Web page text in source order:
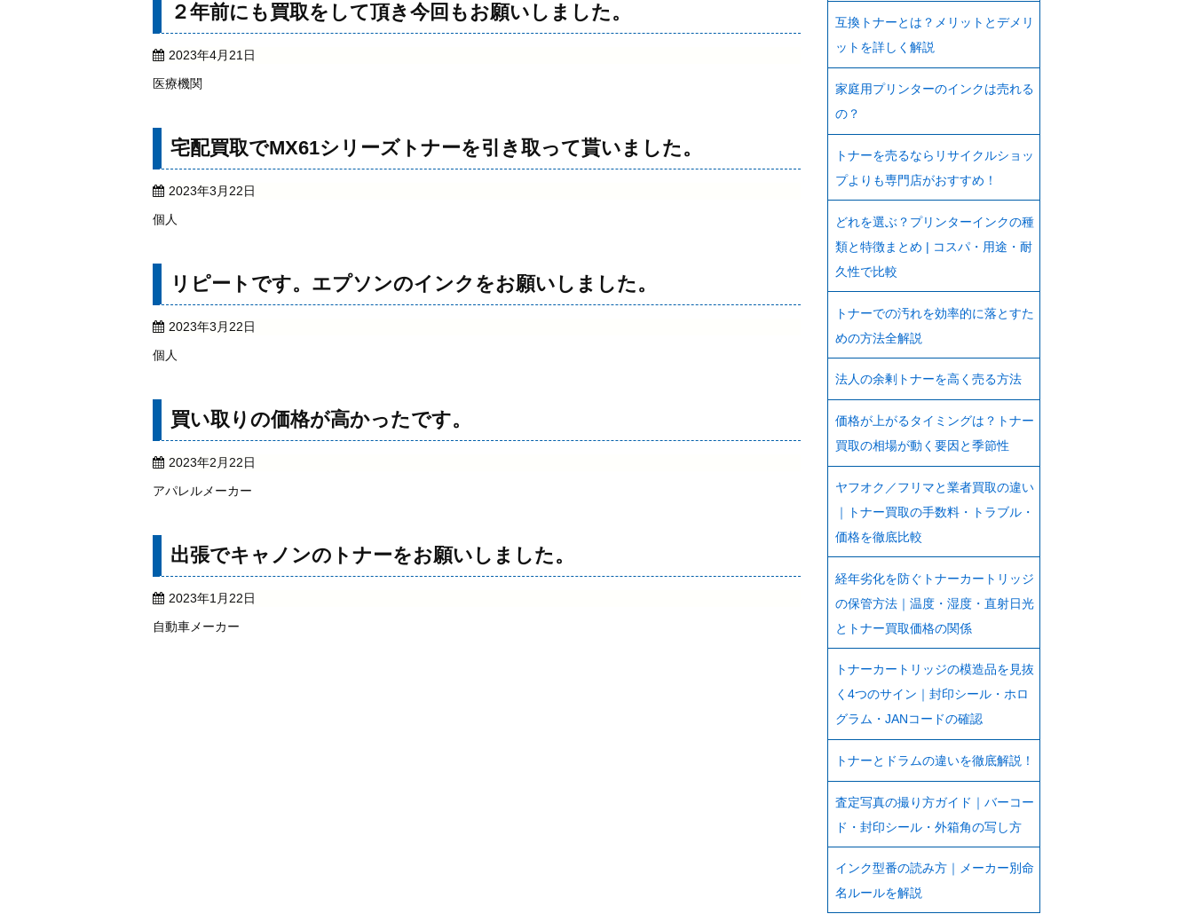
２年前にも買取をして頂き今回もお願いしました。
2023年4月21日
医療機関
宅配買取でMX61シリーズトナーを引き取って貰いました。
2023年3月22日
個人
リピートです。エプソンのインクをお願いしました。
2023年3月22日
個人
買い取りの価格が高かったです。
2023年2月22日
アパレルメーカー
出張でキャノンのトナーをお願いしました。
2023年1月22日
自動車メーカー
互換トナーとは？メリットとデメリ
ットを詳しく解説
家庭用プリンターのインクは売れる
の？
トナーを売るならリサイクルショッ
プよりも専門店がおすすめ！
どれを選ぶ？プリンターインクの種
類と特徴まとめ | コスパ・用途・耐
久性で比較
トナーでの汚れを効率的に落とすた
めの方法全解説
法人の余剰トナーを高く売る方法
価格が上がるタイミングは？トナー
買取の相場が動く要因と季節性
ヤフオク／フリマと業者買取の違い
｜トナー買取の手数料・トラブル・
価格を徹底比較
経年劣化を防ぐトナーカートリッジ
の保管方法｜温度・湿度・直射日光
とトナー買取価格の関係
トナーカートリッジの模造品を見抜
く4つのサイン｜封印シール・ホロ
グラム・JANコードの確認
トナーとドラムの違いを徹底解説！
査定写真の撮り方ガイド｜バーコー
ド・封印シール・外箱角の写し方
インク型番の読み方｜メーカー別命
名ルールを解説